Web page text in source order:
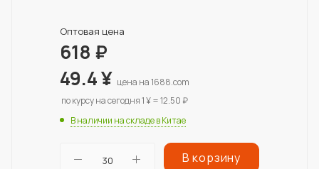
Оптовая цена
618 ₽
49.4¥ цена на 1688.com
по курсу на сегодня 1 ¥ = 12.50 ₽
В наличии на складе в Китае
В корзину